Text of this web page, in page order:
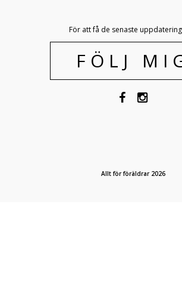
För att få de senaste
FÖLJ
Allt för föräldrar 2026